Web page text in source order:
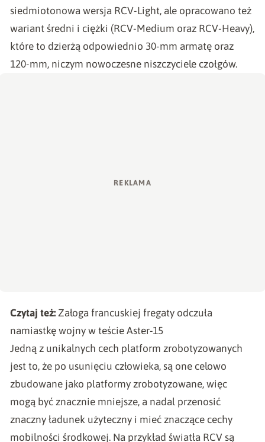
siedmiotonowa wersja RCV-Light, ale opracowano też
wariant średni i ciężki (RCV-Medium oraz RCV-Heavy),
które to dzierżą odpowiednio 30-mm armatę oraz
120-mm, niczym nowoczesne niszczyciele czołgów.
Czytaj też: Załoga francuskiej fregaty odczuła
namiastkę wojny w teście Aster-15
Jedną z unikalnych cech platform zrobotyzowanych
jest to, że po usunięciu człowieka, są one celowo
zbudowane jako platformy zrobotyzowane, więc
mogą być znacznie mniejsze, a nadal przenosić
znaczny ładunek użyteczny i mieć znaczące cechy
mobilności środkowej. Na przykład światła RCV są